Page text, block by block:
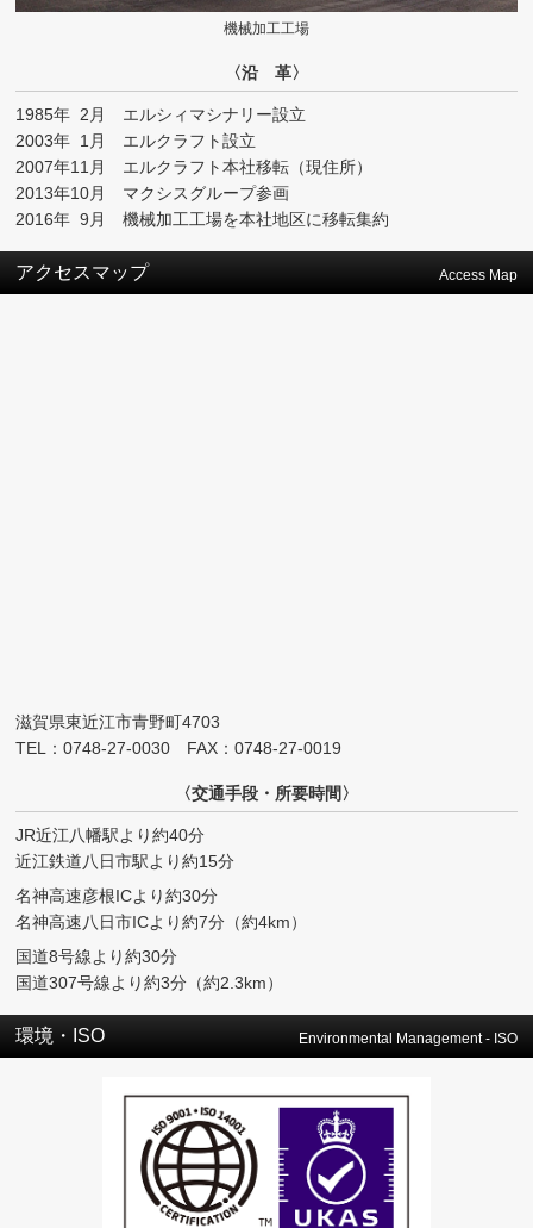
機械加工工場
〈沿 革〉
1985年 2月
エルシィマシナリー設立
2003年 1月
エルクラフト設立
2007年11月
エルクラフト本社移転（現住所）
2013年10月
マクシスグループ参画
2016年 9月 機械加工工場を本社地区に移転集約
アクセスマップ Access Map
滋賀県東近江市青野町4703
TEL： 0748-27-0030 FAX：0748-27-0019
〈交通手段・所要時間〉
JR近江八幡駅より約40分
近江鉄道八日市駅より約15分
名神高速彦根ICより約30分
名神高速八日市ICより約7分（約4km）
国道8号線より約30分
国道307号線より約3分（約2.3km）
環境・ISO Environmental Management - ISO